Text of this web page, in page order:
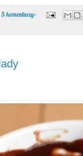
5 komentarzy: